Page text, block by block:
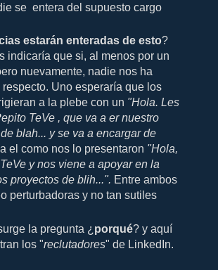
se entera del supuesto cargo
estarán enteradas de esto?
indicaría que si, al menos por un
nuevamente, nadie nos ha
respecto. Uno esperaría que los
a la plebe con un "Hola. Les
TeVe , que va a er nuestro
blah... y se va a encargar de
el como nos lo presentaron "Hola,
y nos viene a apoyar en la
proyectos de blih...". Entre ambos
perturbadoras y no tan sutiles
la pregunta ¿porqué? y aquí
los "reclutadores" de LinkedIn.